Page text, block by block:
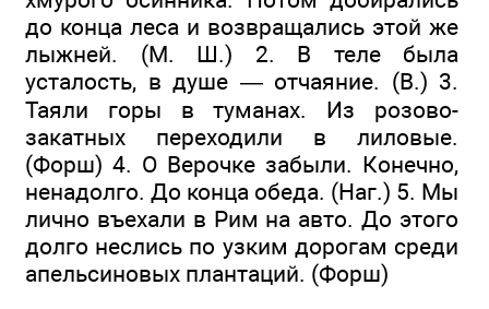
до конца леса и возвращались этой же
лыжней. (М. Ш.) 2. В теле была
усталость, в душе — отчаяние. (В.) 3.
Таяли горы в туманах. Из розово-
закатных переходили в лиловые.
(Форш) 4. О Верочке забыли. Конечно,
ненадолго. До конца обеда. (Наг.) 5. Мы
лично въехали в Рим на авто. До этого
долго неслись по узким дорогам среди
апельсиновых плантаций. (Форш)